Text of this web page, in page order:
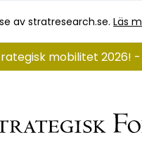
av stratresearch.se.Läs
mobilitet 2026!